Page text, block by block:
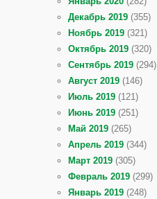
Декабрь 2019 (355)
Ноябрь 2019 (321)
Октябрь 2019 (320)
Сентябрь 2019 (294)
Август 2019 (146)
Июль 2019 (121)
Июнь 2019 (251)
Май 2019 (265)
Апрель 2019 (344)
Март 2019 (305)
Февраль 2019 (299)
Январь 2019 (248)